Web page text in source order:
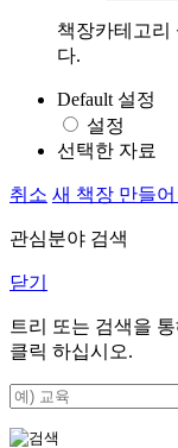
책장카테고리
다.
Default 설정
설정
선택한 자료
취소 새 책장 만들어
관심분야 검색
닫기
트리 또는 검색을
클릭 하십시오.